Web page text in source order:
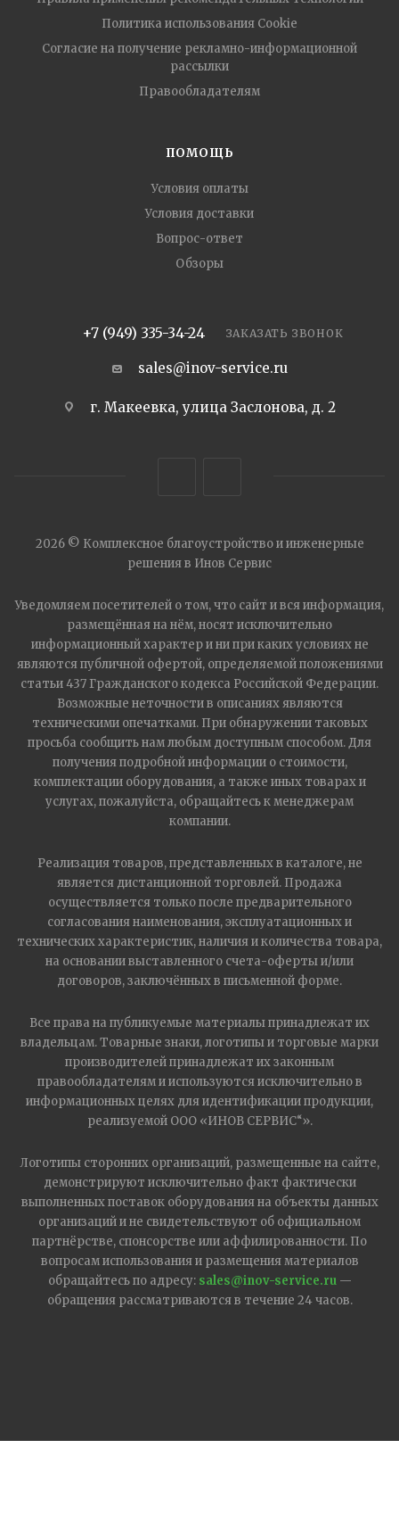
Политика использования Cookie
Согласие на получение рекламно-информационной
рассылки
Правообладателям
ПОМОЩЬ
Условия оплаты
Условия доставки
Вопрос-ответ
Обзоры
+7 (949) 335-34-24 ЗАКАЗАТЬ ЗВОНОК
sales@inov-service.ru
г. Макеевка, улица Заслонова, д. 2
2026 © Комплексное благоустройство и инженерные
решения в Инов Сервис
Уведомляем посетителей о том, что сайт и вся информация,
размещённая на нём, носят исключительно
информационный характер и ни при каких условиях не
являются публичной офертой, определяемой положениями
статьи 437 Гражданского кодекса Российской Федерации.
Возможные неточности в описаниях являются
техническими опечатками. При обнаружении таковых
просьба сообщить нам любым доступным способом. Для
получения подробной информации о стоимости,
комплектации оборудования, а также иных товарах и
услугах, пожалуйста, обращайтесь к менеджерам
компании.
Реализация товаров, представленных в каталоге, не
является дистанционной торговлей. Продажа
осуществляется только после предварительного
согласования наименования, эксплуатационных и
технических характеристик, наличия и количества товара,
на основании выставленного счета-оферты и/или
договоров, заключённых в письменной форме.
Все права на публикуемые материалы принадлежат их
владельцам. Товарные знаки, логотипы и торговые марки
производителей принадлежат их законным
правообладателям и используются исключительно в
информационных целях для идентификации продукции,
реализуемой ООО «ИНОВ СЕРВИС“».
Логотипы сторонних организаций, размещенные на сайте,
демонстрируют исключительно факт фактически
выполненных поставок оборудования на объекты данных
организаций и не свидетельствуют об официальном
партнёрстве, спонсорстве или аффилированности. По
вопросам использования и размещения материалов
обращайтесь по адресу: sales@inov-service.ru—
обращения рассматриваются в течение 24 часов.